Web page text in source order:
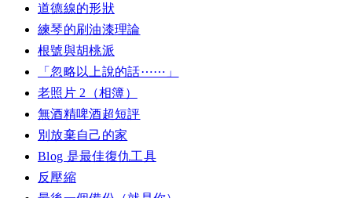
道德線的形狀
練琴的刷油漆理論
根號與胡桃派
「忽略以上說的話⋯⋯」
老照片 2（相簿）
無酒精啤酒超短評
別放棄自己的家
Blog 是最佳復仇工具
反壓縮